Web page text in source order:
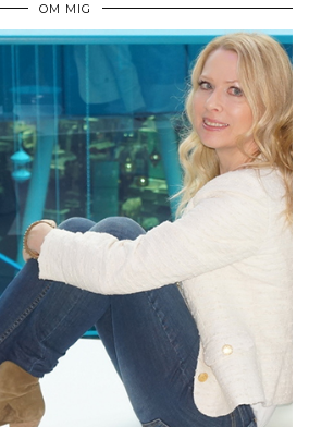
OM MIG